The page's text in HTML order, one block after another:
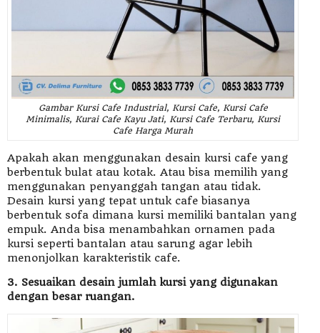
Gambar Kursi Cafe Industrial, Kursi Cafe, Kursi Cafe
Minimalis, Kurai Cafe Kayu Jati, Kursi Cafe Terbaru, Kursi
Cafe Harga Murah
Apakah akan menggunakan desain kursi cafe yang
berbentuk bulat atau kotak. Atau bisa memilih yang
menggunakan penyanggah tangan atau tidak.
Desain kursi yang tepat untuk cafe biasanya
berbentuk sofa dimana kursi memiliki bantalan yang
empuk. Anda bisa menambahkan ornamen pada
kursi seperti bantalan atau sarung agar lebih
menonjolkan karakteristik cafe.
3. Sesuaikan desain jumlah kursi yang digunakan
dengan besar ruangan.